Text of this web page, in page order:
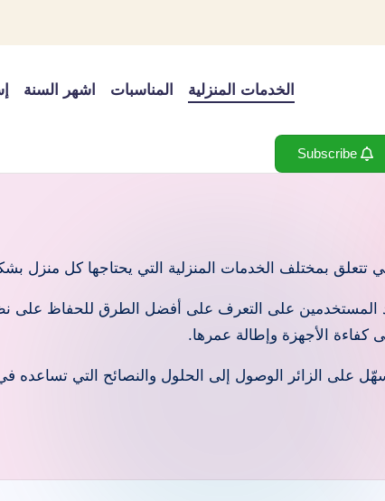
الخدمات المنزلية المناسبات اشهر السنة
بمختلف الخدمات المنزلية التي يحتاجها كل منزل
على التعرف على أفضل الطرق للحفاظ على
كفاءة الأجهزة وإطالة عمرها.
على الزائر الوصول إلى الحلول والنصائح التي تساعده